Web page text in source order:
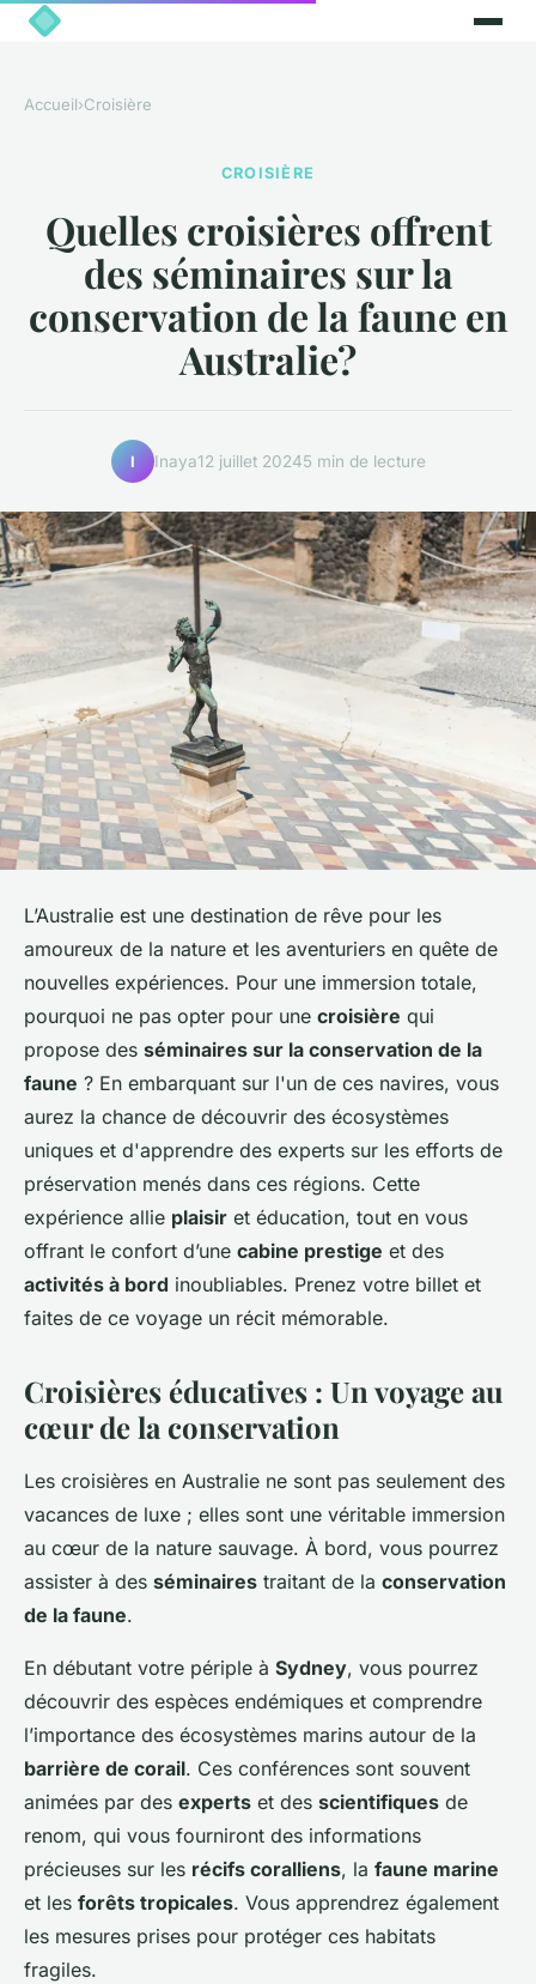
Accueil›Croisière
CROISIÈRE
Quelles croisières offrent
des séminaires sur la
conservation de la faune en
Australie?
I Inaya12 juillet 20245 min de lecture
L’Australie est une destination de rêve pour les
amoureux de la nature et les aventuriers en quête de
nouvelles expériences. Pour une immersion totale,
pourquoi ne pas opter pour une croisière qui
propose des séminaires sur la conservation de la
faune ? En embarquant sur l'un de ces navires, vous
aurez la chance de découvrir des écosystèmes
uniques et d'apprendre des experts sur les efforts de
préservation menés dans ces régions. Cette
expérience allie plaisir et éducation, tout en vous
offrant le confort d’une cabine prestige et des
activités à bord inoubliables. Prenez votre billet et
faites de ce voyage un récit mémorable.
Croisières éducatives : Un voyage au
cœur de la conservation
Les croisières en Australie ne sont pas seulement des
vacances de luxe ; elles sont une véritable immersion
au cœur de la nature sauvage. À bord, vous pourrez
assister à des séminaires traitant de la conservation
de la faune.
En débutant votre périple à Sydney, vous pourrez
découvrir des espèces endémiques et comprendre
l’importance des écosystèmes marins autour de la
barrière de corail. Ces conférences sont souvent
animées par des experts et des scientifiques de
renom, qui vous fourniront des informations
précieuses sur les récifs coralliens, la faune marine
et les forêts tropicales. Vous apprendrez également
les mesures prises pour protéger ces habitats
fragiles.